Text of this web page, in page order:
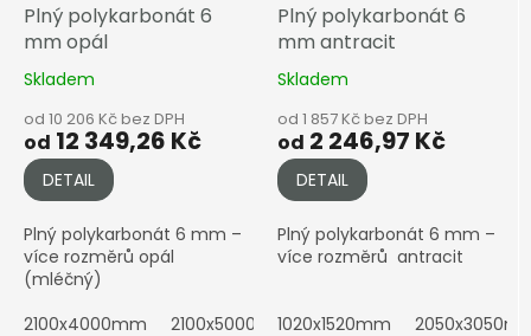
Plný polykarbonát 6
mm opál
Skladem
od 10 206 Kč bez DPH
od 12 349,26 Kč
DETAIL
Plný polykarbonát 6 mm –
více rozměrů opál
(mléčný)
2100x4000mm
2100x5000mm
Plný polykarbonát 6
mm antracit
Skladem
od 1 857 Kč bez DPH
od 2 246,97 Kč
DETAIL
Plný polykarbonát 6 mm –
více rozměrů antracit
1020x1520mm